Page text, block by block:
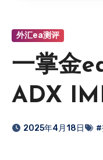
外汇ea测评
一掌金
ADX
2025年4月18日 #